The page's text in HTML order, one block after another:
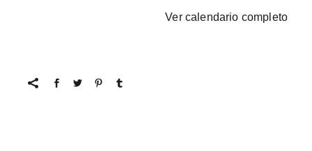
Ver calendario completo